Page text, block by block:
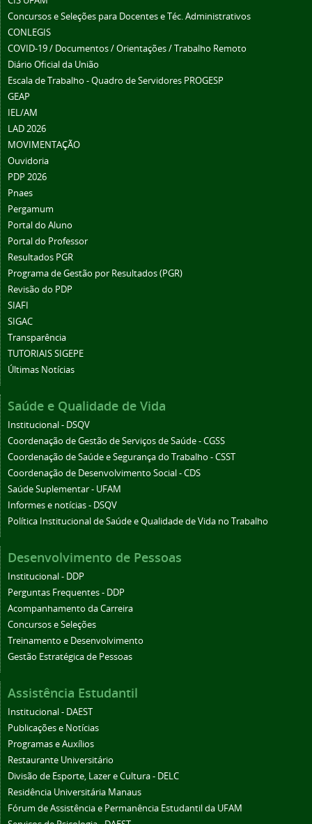
Concursos e Seleções para Docentes e Téc. Administrativos
CONLEGIS
COVID-19 / Documentos / Orientações / Trabalho Remoto
Diário Oficial da União
Escala de Trabalho - Quadro de Servidores PROGESP
GEAP
IEL/AM
LAD 2026
MOVIMENTAÇÃO
Ouvidoria
PDP 2026
Pnaes
Pergamum
Portal do Aluno
Portal do Professor
Resultados PGR
Programa de Gestão por Resultados (PGR)
Revisão do PDP
SIAFI
SIGAC
Transparência
TUTORIAIS SIGEPE
Últimas Notícias
Saúde e Qualidade de Vida
Institucional - DSQV
Coordenação de Gestão de Serviços de Saúde - CGSS
Coordenação de Saúde e Segurança do Trabalho - CSST
Coordenação de Desenvolvimento Social - CDS
Saúde Suplementar - UFAM
Informes e notícias - DSQV
Política Institucional de Saúde e Qualidade de Vida no Trabalho
Desenvolvimento de Pessoas
Institucional - DDP
Perguntas Frequentes - DDP
Acompanhamento da Carreira
Concursos e Seleções
Treinamento e Desenvolvimento
Gestão Estratégica de Pessoas
Assistência Estudantil
Institucional - DAEST
Publicações e Notícias
Programas e Auxílios
Restaurante Universitário
Divisão de Esporte, Lazer e Cultura - DELC
Residência Universitária Manaus
Fórum de Assistência e Permanência Estudantil da UFAM